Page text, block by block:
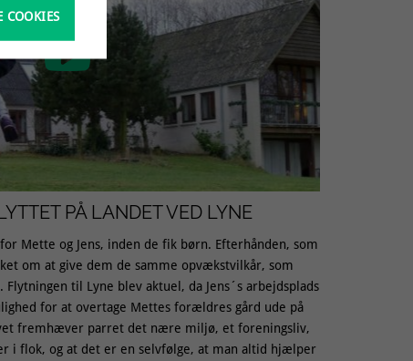

PÅ LANDET VED LYNE
Mette og Jens, inden de fik børn. Efterhånden, som
om at give dem de samme opvækstvilkår, som
til Lyne blev aktuel, da Jens´s arbejdsplads
for at overtage Mettes forældres gård ude på
fremhæver parret det nære miljø, et foreningsliv,
i flok, og at det er en selvfølge, at man altid hjælper
COOKIES